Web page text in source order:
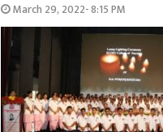
March 29, 2022- 8:15 PM